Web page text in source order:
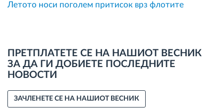
Летото носи поголем притисок врз флотите
ПРЕТПЛАТЕТЕ СЕ НА НАШИОТ ВЕСНИК
ЗА ДА ГИ ДОБИЕТЕ ПОСЛЕДНИТЕ
НОВОСТИ
ЗАЧЛЕНЕТЕ СЕ НА НАШИОТ ВЕСНИК